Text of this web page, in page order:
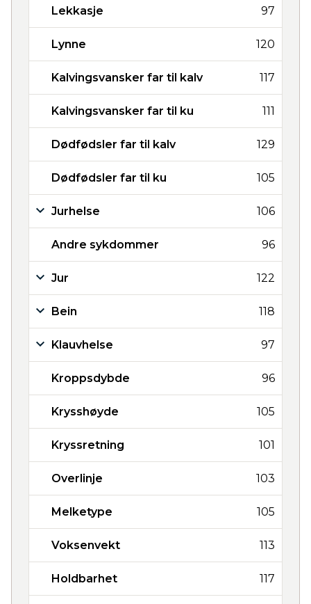
Lekkasje 97
Lynne 120
Kalvingsvansker far til kalv 117
Kalvingsvansker far til ku 111
Dødfødsler far til kalv 129
Dødfødsler far til ku 105
Jurhelse 106
Andre sykdommer 96
Jur 122
Bein 118
Klauvhelse 97
Kroppsdybde 96
Krysshøyde 105
Kryssretning 101
Overlinje 103
Melketype 105
Voksenvekt 113
Holdbarhet 117